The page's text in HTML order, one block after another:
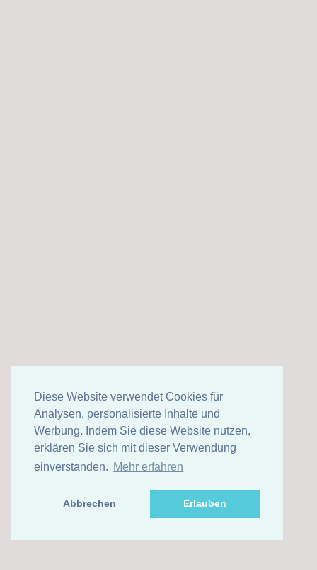
Diese Website verwendet Cookies für
Analysen, personalisierte Inhalte und
Werbung. Indem Sie diese Website nutzen,
erklären Sie sich mit dieser Verwendung
einverstanden. Mehr erfahren
Abbrechen Erlauben